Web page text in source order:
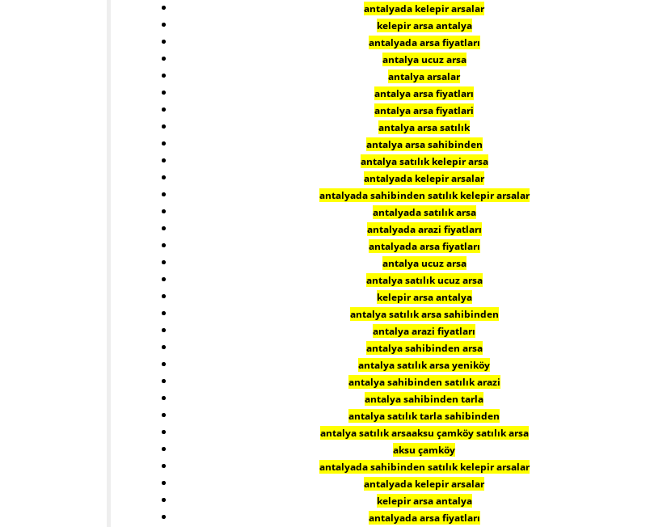
antalyada kelepir arsalar
kelepir arsa antalya
antalyada arsa fiyatları
antalya ucuz arsa
antalya arsalar
antalya arsa fiyatları
antalya arsa fiyatlari
antalya arsa satılık
antalya arsa sahibinden
antalya satılık kelepir arsa
antalyada kelepir arsalar
antalyada sahibinden satılık kelepir arsalar
antalyada satılık arsa
antalyada arazi fiyatları
antalyada arsa fiyatları
antalya ucuz arsa
antalya satılık ucuz arsa
kelepir arsa antalya
antalya satılık arsa sahibinden
antalya arazi fiyatları
antalya sahibinden arsa
antalya satılık arsa yeniköy
antalya sahibinden satılık arazi
antalya sahibinden tarla
antalya satılık tarla sahibinden
antalya satılık arsaaksu çamköy satılık arsa
aksu çamköy
antalyada sahibinden satılık kelepir arsalar
antalyada kelepir arsalar
kelepir arsa antalya
antalyada arsa fiyatları